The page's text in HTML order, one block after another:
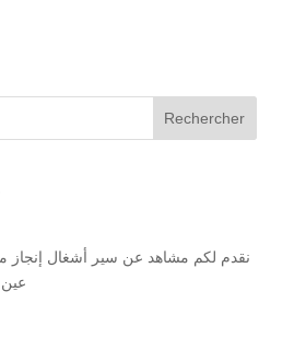
Rechercher
نقدم لكم مشاهد عن سير أشغال إنجاز
عين